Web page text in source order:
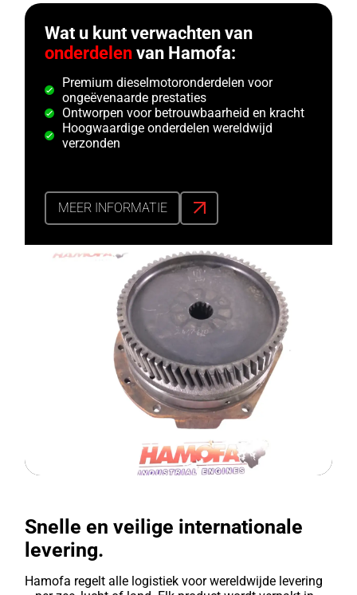
Wat u kunt verwachten van
onderdelen van Hamofa:
Premium dieselmotoronderdelen voor
ongeëvenaarde prestaties
Ontworpen voor betrouwbaarheid en kracht
Hoogwaardige onderdelen wereldwijd
verzonden
MEER INFORMATIE
Snelle en veilige internationale
levering.
Hamofa regelt alle logistiek voor wereldwijde levering